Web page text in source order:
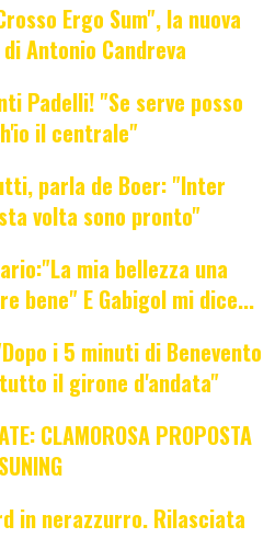
Ergo Sum", la nuova
Antonio Candreva
Padelli! "Se serve posso
il centrale"
parla de Boer: "Inter
volta sono pronto"
mia bellezza una
bene" E Gabigol mi dice...
i 5 minuti di Benevento
il girone d'andata"
CLAMOROSA PROPOSTA
SUNING
in nerazzurro. Rilasciata